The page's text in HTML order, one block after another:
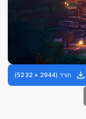
הורד (
2944
×
5232
)